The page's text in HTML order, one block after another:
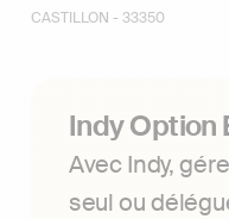
CASTILLON - 33350
Indy Option
Avec Indy,
seul ou